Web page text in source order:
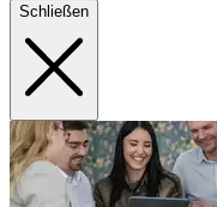
Schließen